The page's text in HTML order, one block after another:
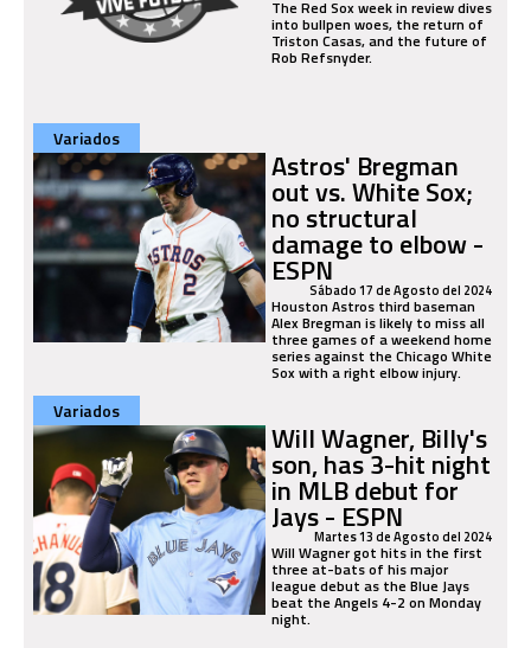
The Red Sox week in review dives
into bullpen woes, the return of
Triston Casas, and the future of
Rob Refsnyder.
Variados
Astros' Bregman
out vs. White Sox;
no structural
damage to elbow -
ESPNSábado 17 de Agosto del 2024
Houston Astros third baseman
Alex Bregman is likely to miss all
three games of a weekend home
series against the Chicago White
Sox with a right elbow injury.
Variados
Will Wagner, Billy's
son, has 3-hit night
in MLB debut for
Jays - ESPN
Martes 13 de Agosto del 2024
Will Wagner got hits in the first
three at-bats of his major
league debut as the Blue Jays
beat the Angels 4-2 on Monday
night.